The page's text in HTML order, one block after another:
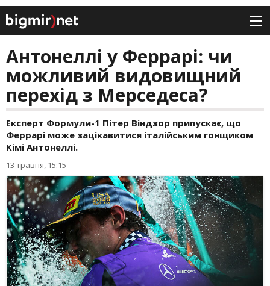
Антонеллі у Феррарі: чи
можливий видовищний
перехід з Мерседеса?
Експерт Формули-1 Пітер Віндзор припускає, що
Феррарі може зацікавитися італійським гонщиком
Кімі Антонеллі.
13 травня, 15:15